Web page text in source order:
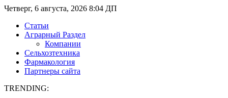
Четверг, 6 августа, 2026 8:04 ДП
Статьи
Аграрный Раздел
Компании
Сельхозтехника
Фармакология
Партнеры сайта
TRENDING: